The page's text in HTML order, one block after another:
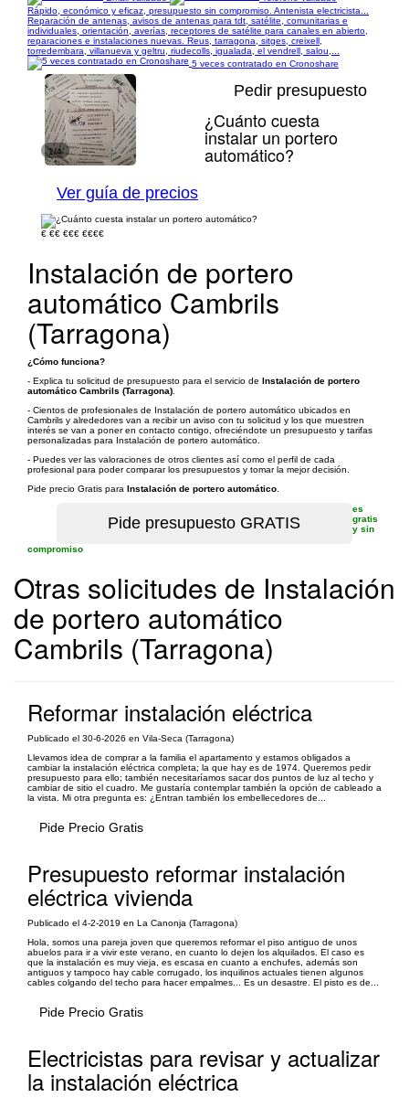
Rápido, económico y eficaz, presupuesto sin compromiso. Antenista electricista...
Reparación de antenas, avisos de antenas para tdt, satélite, comunitarias e
individuales, orientación, averías, receptores de satélite para canales en abierto,
reparaciones e instalaciones nuevas. Reus, tarragona, sitges, creixell,
torredembara, villanueva y geltru, riudecolls, igualada, el vendrell, salou,...
5 veces contratado en Cronoshare
1/4
Pedir presupuesto
¿Cuánto cuesta
instalar un portero
automático?
Ver guía de precios
€ €€ €€€ €€€€
Instalación de portero
automático Cambrils
(Tarragona)
¿Cómo funciona?
- Explica tu solicitud de presupuesto para el servicio de Instalación de portero
automático Cambrils (Tarragona)
- Cientos de profesionales de Instalación de portero automático ubicados en
Cambrils y alrededores van a recibir un aviso con tu solicitud y los que muestren
interés se van a poner en contacto contigo, ofreciéndote un presupuesto y tarifas
personalizadas para Instalación de portero automático.
- Puedes ver las valoraciones de otros clientes así como el perfil de cada
profesional para poder comparar los presupuestos y tomar la mejor decisión.
Pide precio Gratis para Instalación de portero automático
es
gratis
y sin
compromiso
Otras solicitudes de Instalación
de portero automático
Cambrils (Tarragona)
Reformar instalación eléctrica
Publicado el 30-6-2026 en Vila-Seca (Tarragona)
Llevamos idea de comprar a la familia el apartamento y estamos obligados a
cambiar la instalación eléctrica completa; la que hay es de 1974. Queremos pedir
presupuesto para ello; también necesitaríamos sacar dos puntos de luz al techo y
cambiar de sitio el cuadro. Me gustaría contemplar también la opción de cableado a
la vista. Mi otra pregunta es: ¿Entran también los embellecedores de...
Pide Precio Gratis
Presupuesto reformar instalación
eléctrica vivienda
Publicado el 4-2-2019 en La Canonja (Tarragona)
Hola, somos una pareja joven que queremos reformar el piso antiguo de unos
abuelos para ir a vivir este verano, en cuanto lo dejen los alquilados. El caso es
que la instalación es muy vieja, es escasa en cuanto a enchufes, además son
antiguos y tampoco hay cable corrugado, los inquilinos actuales tienen algunos
cables colgando del techo para hacer empalmes... Es un desastre. El pisto es de...
Pide Precio Gratis
Electricistas para revisar y actualizar
la instalación eléctrica